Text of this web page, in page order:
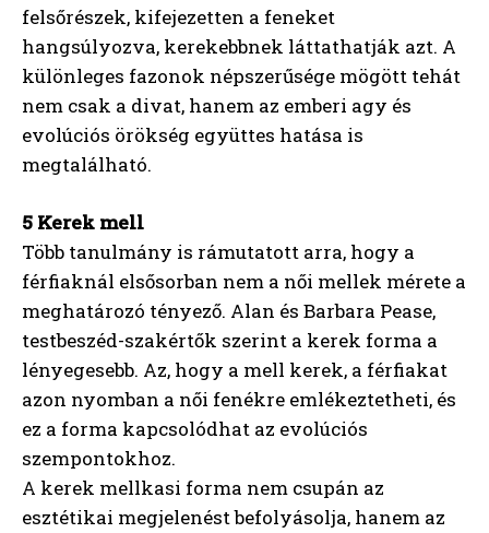
felsőrészek, kifejezetten a feneket
hangsúlyozva, kerekebbnek láttathatják azt. A
különleges fazonok népszerűsége mögött tehát
nem csak a divat, hanem az emberi agy és
evolúciós örökség együttes hatása is
megtalálható.
5 Kerek mell
Több tanulmány is rámutatott arra, hogy a
férfiaknál elsősorban nem a női mellek mérete a
meghatározó tényező. Alan és Barbara Pease,
testbeszéd-szakértők szerint a kerek forma a
lényegesebb. Az, hogy a mell kerek, a férfiakat
azon nyomban a női fenékre emlékeztetheti, és
ez a forma kapcsolódhat az evolúciós
szempontokhoz.
A kerek mellkasi forma nem csupán az
esztétikai megjelenést befolyásolja, hanem az